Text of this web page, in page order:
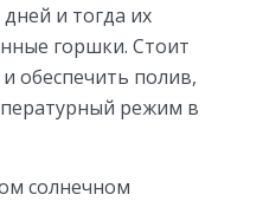
дней и тогда их
горшки. Стоит
обеспечить полив,
режим в
солнечном